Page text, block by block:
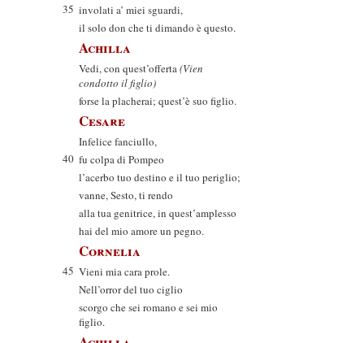
35 involati a’ miei sguardi,
il solo don che ti dimando è questo.
Achilla
Vedi, con quest’offerta(Vien
condotto il figlio)
forse la placherai; quest’è suo figlio.
Cesare
Infelice fanciullo,
40 fu colpa di Pompeo
l’acerbo tuo destino e il tuo periglio;
vanne, Sesto, ti rendo
alla tua genitrice, in quest’amplesso
hai del mio amore un pegno.
Cornelia
45 Vieni mia cara prole.
Nell’orror del tuo ciglio
scorgo che sei romano e sei mio
figlio.